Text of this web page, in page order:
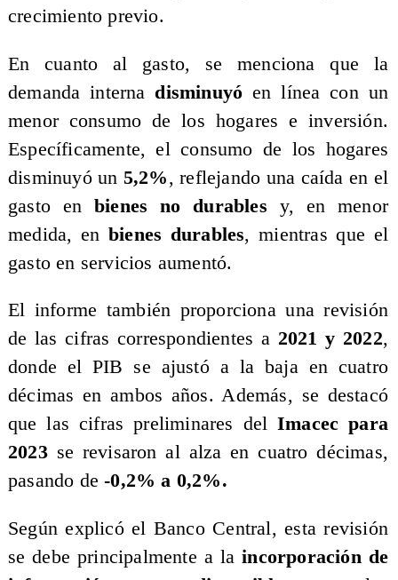
crecimiento previo.
​En cuanto al gasto, se menciona que la
demanda interna disminuyóen línea con un
menor consumo de los hogares e inversión.
Específicamente, el consumo de los hogares
disminuyó un 5,2%, reflejando una caída en el
gasto en bienes no durables y, en menor
medida, en bienes durables, mientras que el
gasto en servicios aumentó.
​El informe también proporciona una revisión
de las cifras correspondientes a 2021 y 2022,
donde el PIB se ajustó a la baja en cuatro
décimas en ambos años. Además, se destacó
que las cifras preliminares delImacec para
2023se revisaron al alza en cuatro décimas,
pasando de -0,2% a 0,2%.
​Según explicó el Banco Central, esta revisión
se debe principalmente a la incorporación de